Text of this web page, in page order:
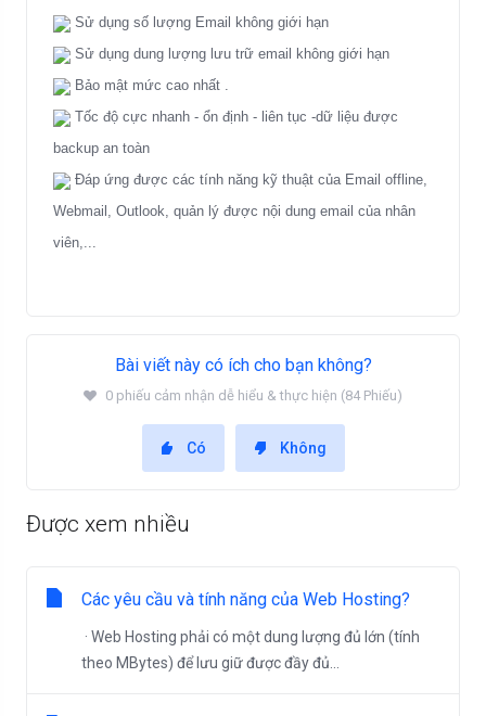
Sử dụng số lượng Email không giới hạn
Sử dụng dung lượng lưu trữ email không giới hạn
Bảo mật mức cao nhất .
Tốc độ cực nhanh - ổn định - liên tục -dữ liệu được
backup an toàn
Đáp ứng được các tính năng kỹ thuật của Email offline,
Webmail, Outlook, quản lý được nội dung email của nhân
viên,...
Bài viết này có ích cho bạn không?
0 phiếu cảm nhận dễ hiểu & thực hiện (84 Phiếu)
Có Không
Được xem nhiều
Các yêu cầu và tính năng của Web Hosting?
· Web Hosting phải có một dung lượng đủ lớn (tính
theo MBytes) để lưu giữ được đầy đủ...